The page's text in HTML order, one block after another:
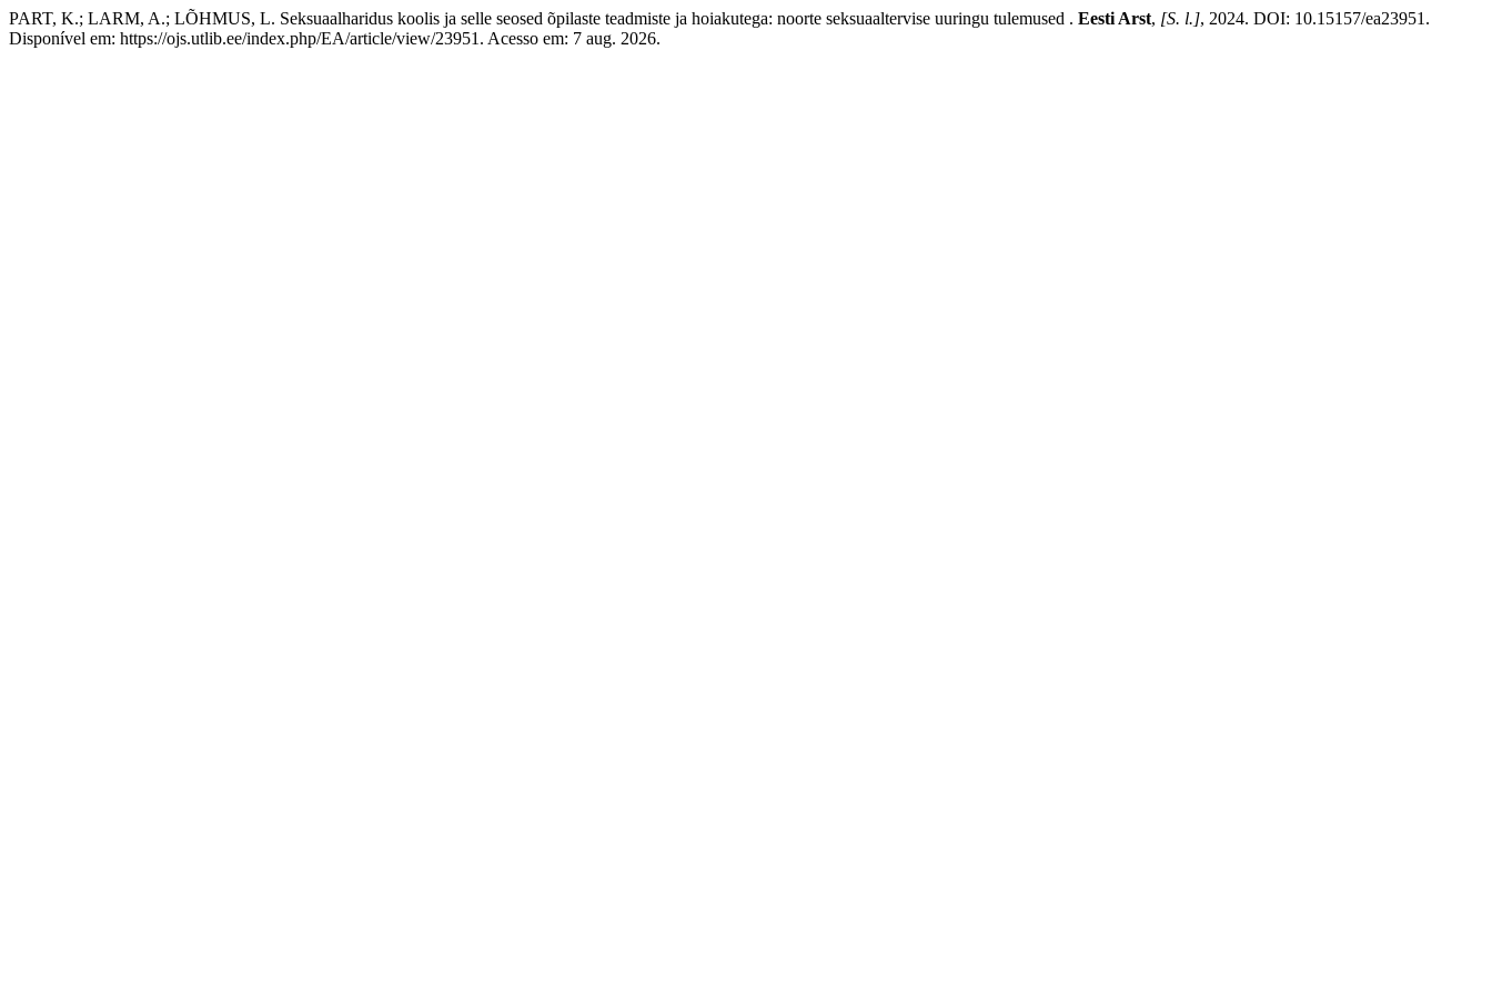
PART, K.; LARM, A.; LÕHMUS, L. Seksuaalharidus koolis ja selle seosed õpilaste teadmiste ja hoiakutega: noorte seksuaaltervise uuringu tulemused . Eesti Arst, [S. l.], 2024. DOI: 10.15157/ea23951.
Disponível em: https://ojs.utlib.ee/index.php/EA/article/view/23951. Acesso em: 7 aug. 2026.